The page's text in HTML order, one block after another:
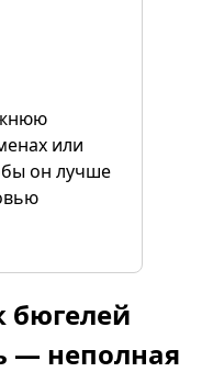
или
он лучше
бюгелей
— неполная